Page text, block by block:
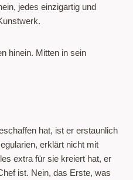
jedes einzigartig und
hinein. Mitten in sein
hat, ist er erstaunlich
erklärt nicht mit
extra für sie kreiert hat, er
ist. Nein, das Erste, was